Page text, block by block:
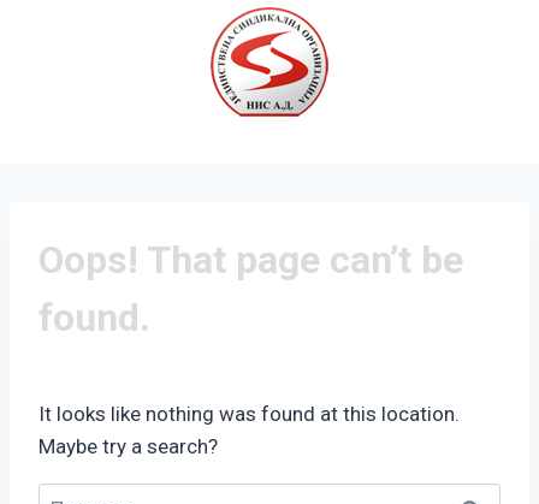
Oops! That page can’t be
found.
It looks like nothing was found at this location.
Maybe try a search?